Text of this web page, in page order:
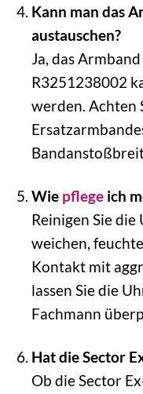
Kann man das
austauschen?
Ja, das
R3251238002
werden. Achten
Wie pflegeich
Reinigen Sie
weichen,
Kontakt mit
lassen Sie die
Fachmann
Hat die Sector
Ob die Sector